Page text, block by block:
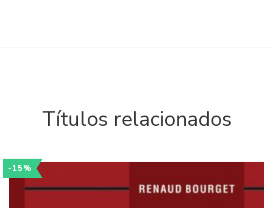
Títulos relacionados
-15%